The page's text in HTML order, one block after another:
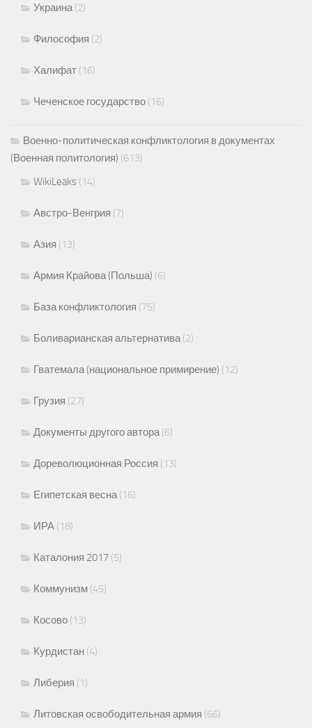
Украина(2)
Философия (2)
Халифат (16)
Чеченское государство (16)
Военно-политическая конфликтология в документах
(Военная политология) (613)
WikiLeaks (14)
Австро-Венгрия (7)
Азия (13)
Армия Крайова (Польша) (6)
База конфликтология (75)
Боливарианская альтернатива(2)
Гватемала (национальное примирение) (12)
Грузия (27)
Документы другого автора(6)
Дореволюционная Россия (13)
Египетская весна(16)
ИРА (18)
Каталония 2017 (5)
Коммунизм (45)
Косово (13)
Курдистан (4)
Либерия (1)
Литовская освободительная армия (66)